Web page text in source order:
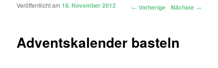
Artikelnavigation ← Vorherige Nächste →
Adventskalender basteln
Veröffentlicht am18. November 2012